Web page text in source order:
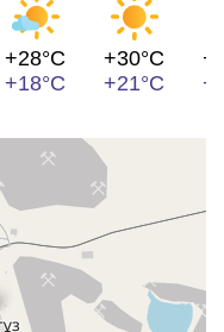
+28°C
+18°C
+30°C
+21°C